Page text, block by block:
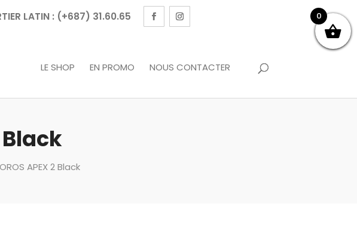
LATIN : (+687) 31.60.65
LE SHOP EN PROMO NOUS CONTACTER
Black
APEX 2 Black
0